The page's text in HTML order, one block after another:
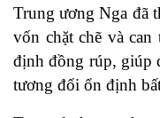
Trung ương Nga đã
vốn chặt chẽ và
định đồng rúp, giúp
tương đối ổn định